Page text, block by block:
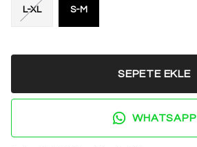
L-XL S-M
SEPETE EKLE
WHATSAPP